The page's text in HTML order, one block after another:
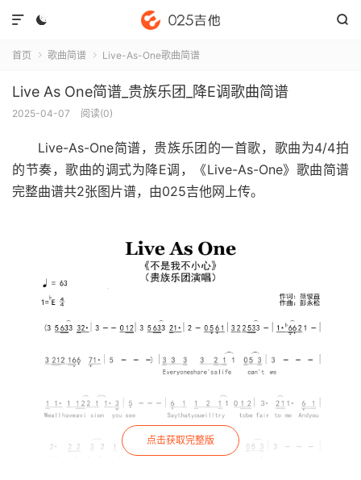
 

首页  歌曲简谱  Live-As-One歌曲简谱
Live As One简谱_贵族乐团_降E调歌曲简谱
2025-04-07 阅读(0)
Live-As-One简谱，贵族乐团的一首歌，歌曲为4/4拍
的节奏，歌曲的调式为降E调，《Live-As-One》歌曲简谱
完整曲谱共2张图片谱，由025吉他网上传。
点击获取完整版